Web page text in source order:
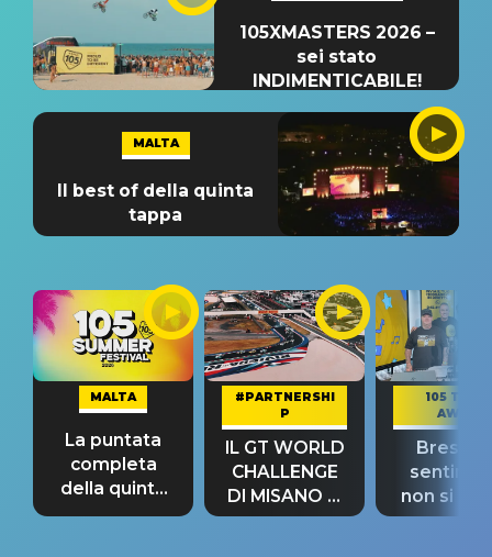
105XMASTERS 2026 –
sei stato
INDIMENTICABILE!
MALTA
Il best of della quinta
tappa
MALTA
La puntata
completa
della quinta
tappa
#PARTNERSHI
P
IL GT WORLD
CHALLENGE
DI MISANO si
riconferma
105 TAKE
AWAY
Bresh:
non si
fino alla